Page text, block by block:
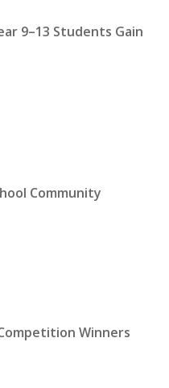
9–13 Students Gain
Community
Winners